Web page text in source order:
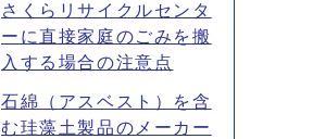
さくらリサイクルセンタ
ーに直接家庭のごみを搬
入する場合の注意点
石綿（アスベスト）を含
む珪藻土製品のメーカー